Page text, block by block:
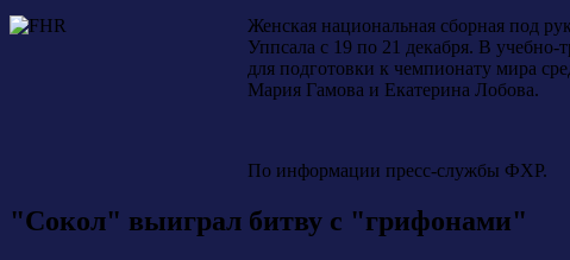
Женская национальная сборная под
Уппсала с 19 по 21 декабря. В
для подготовки к чемпионату мира
Мария Гамова и Екатерина Лобова.
По информации пресс-службы ФХР.
"Сокол" выиграл битву с "грифонами"